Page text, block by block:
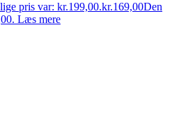
pris var: kr.199,00.kr.169,00Den
Læs mere